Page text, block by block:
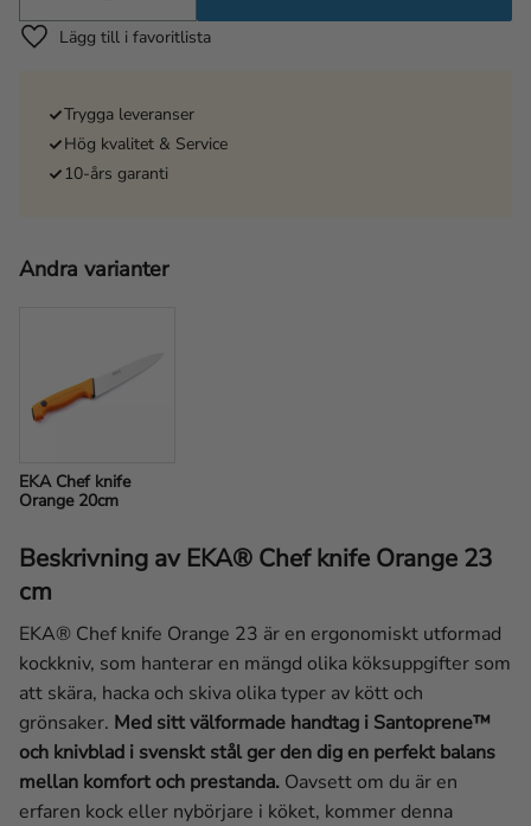
Lägg till i favoriter
Trygga leveranser
Hög kvalitet & Service
10-års garanti
Andra varianter
EKA Chef knife
Orange 20cm
Beskrivning av EKA® Chef knife Orange 23
cm
EKA® Chef knife Orange 23 är en ergonomiskt utformad
kockkniv, som hanterar en mängd olika köksuppgifter som
att skära, hacka och skiva olika typer av kött och
grönsaker. Med sitt välformade handtag i Santoprene™
och knivblad i svenskt stål ger den dig en perfekt balans
mellan komfort och prestanda. Oavsett om du är en
erfaren kock eller nybörjare i köket, kommer denna